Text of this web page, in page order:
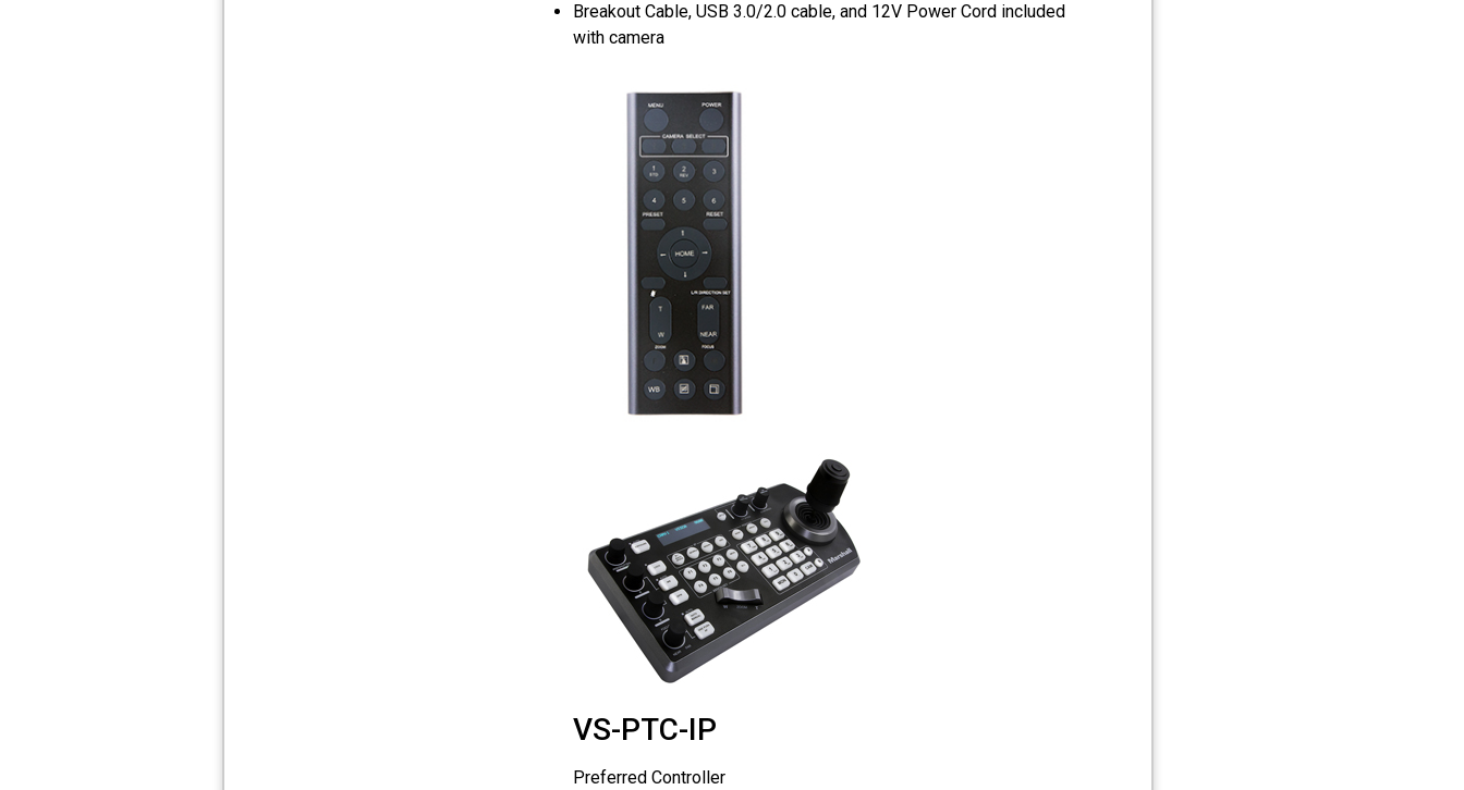
Breakout Cable, USB 3.0/2.0 cable, and 12V Power Cord included
with camera
VS-PTC-IP
Preferred Controller